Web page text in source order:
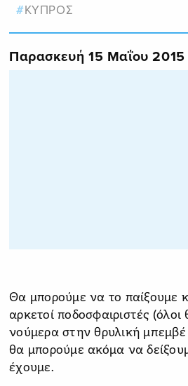
ΚΥΠΡΟΣ
Παρασκευή 15 Μαΐου 2015
Θα μπορούμε να το παίξουμε
αρκετοί ποδοσφαιριστές
νούμερα στην θρυλική
θα μπορούμε ακόμα να
έχουμε.